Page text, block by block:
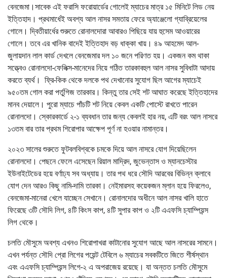
বেনজেমা।সাবেক এই ফরাসি ফরোয়ার্ডের গোলেই ম্যাচের মাত্র ১৫ মিনিটে লিড নেয়
ইত্তিহাদ। প্রথমার্ধেই অবশ্য আল নাসর সমতায় ফেরে অ্যাঞ্জেলো গ্যাব্রিয়েলের
গোলে। দ্বিতীয়ার্ধের শুরুতে রোনালদোরা আবারও পিছিয়ে যায় হুসেম আওয়ারের
গোলে। তবে এর খানিক বাদেই ইত্তিহাদ বড় ধাক্কা খায়। ৪৯ আহমেদ আল-
জুলায়দান লাল কার্ড দেখলে বেনজেমার দল ১০ জনে পরিণত হয়। একজন কম থাকা
সত্ত্বেও রোনালদো-ফেলিক্স-মানেদের নিয়ে গঠিত তারকাবহুল আল নাসর সুবিধাটা আদায়
করতে ব্যর্থ। ফ্রি-কিক থেকে দলকে পথ দেখানোর সুযোগ ছিল আগের ম্যাচেই
৯৫০তম গোল করা পর্তুগিজ তারকার। কিন্তু তার সেই শট আঘাত করেছে ইত্তিহাদের
মানব দেয়ালে। পুরো ম্যাচে পাঁচটি শট নিয়ে কেবল একটি পোস্টে রাখতে পারেন
রোনালদো। স্কোরকার্ডে ২-১ ব্যবধান তার জন্য কেবলই হার নয়, এটি বরং আল নাসরে
১৩তম বার তার প্রথম শিরোপার আক্ষেপ পূর্ণ না হওয়ার নামান্তর।
২০২৩ সালের শুরুতে ফুটবলবিশ্বকে চমকে দিয়ে আল নাসরে যোগ দিয়েছিলেন
রোনালদো। পেছনে ফেলে এসেছেন রিয়াল মাদ্রিদ, জুভেন্তাস ও ম্যানচেস্টার
ইউনাইটেডের হয়ে বর্ণাঢ্য সব অধ্যায়। তার পথ ধরে সৌদি আরবের বিভিন্ন ক্লাবে
যোগ দেন আরও কিছু নামি-দামি তারকা। নেইমারসহ কয়েকজন ম্লান হয়ে ফিরলেও,
বেনজেমা-মানেরা খেলে যাচ্ছেন সেখানে। রোনালদোর অধীনে আল নাসর খালি হাতে
ফিরেছে ৩টি সৌদি লিগ, ৪টি কিংস কাপ, ৪টি সুপার কাপ ও ২টি এএফসি চ্যাম্পিয়ন্স
লিগ থেকে।
চলতি মৌসুমে অবশ্য এখনও শিরোপাখরা কাটানোর সুযোগ আছে আল নাসরের সামনে।
এখন পর্যন্ত সৌদি প্রো লিগের পয়েন্ট টেবিলে ৬ ম্যাচের সবকটিতে জিতে শীর্ষস্থান
এবং এএফসি চ্যাম্পিয়ন্স লিগে-২ এ অপরাজেয় রয়েছে। যা অন্তত চলতি মৌসুমে